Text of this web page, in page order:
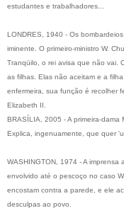
estudantes e trabalhadores...
LONDRES, 1940 - Os
iminente. O primeiro-ministro W.
Tranqüilo, o rei avisa que não vai.
as filhas. Elas não aceitam e a
enfermeira, sua função é recolher
Elizabeth II.
BRASÍLIA, 2005 - A primeira-
Explica, ingenuamente, que quer
WASHINGTON, 1974 - A
envolvido até o pescoço no caso
encostam contra a parede, e ele
desculpas ao povo.